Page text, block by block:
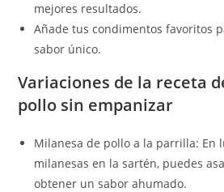
mejores resultados.
Añade tus condimentos favoritos
sabor único.
Variaciones de la receta
pollo sin empanizar
Milanesa de pollo a la parrilla: En
milanesas en la sartén, puedes
obtener un sabor ahumado.